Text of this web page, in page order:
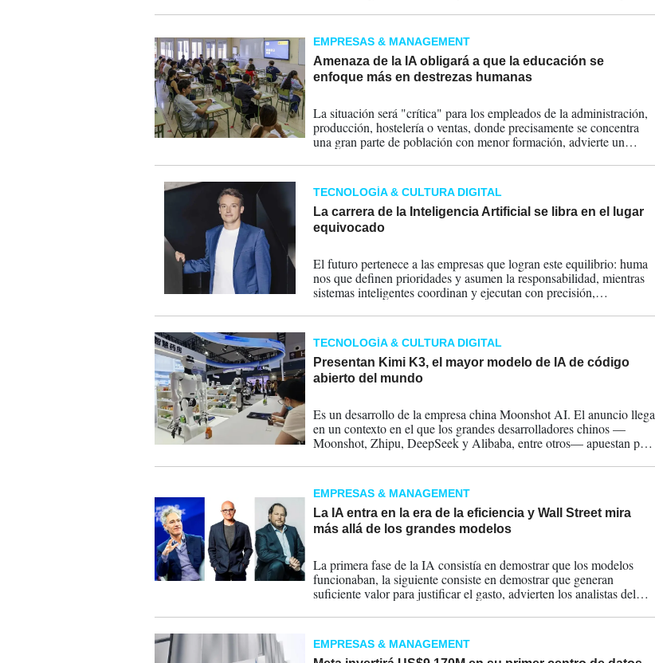
EMPRESAS & MANAGEMENT
Amenaza de la IA obligará a que la educación se
enfoque más en destrezas humanas
La situación será "crítica" para los empleados de la administración,
producción, hostelería o ventas, donde precisamente se concentra
una gran parte de población con menor formación, advierte un
TECNOLOGÍA & CULTURA DIGITAL
La carrera de la Inteligencia Artificial se libra en el lugar
equivocado
El futuro pertenece a las empresas que logran este equilibrio: huma
nos que definen prioridades y asumen la responsabilidad, mientras
sistemas inteligentes coordinan y ejecutan con precisión,
complejo con mayor resiliencia, productividad e inteligencia.
TECNOLOGÍA & CULTURA DIGITAL
Presentan Kimi K3, el mayor modelo de IA de código
abierto del mundo
Es un desarrollo de la empresa china Moonshot AI. El anuncio llega
en un contexto en el que los grandes desarrolladores chinos —
Moonshot, Zhipu, DeepSeek y Alibaba, entre otros— apuestan por
reducir distancias con Estados Unidos.
EMPRESAS & MANAGEMENT
La IA entra en la era de la eficiencia y Wall Street mira
más allá de los grandes modelos
La primera fase de la IA consistía en demostrar que los modelos
funcionaban, la siguiente consiste en demostrar que generan
suficiente valor para justificar el gasto, advierten los analistas del
EMPRESAS & MANAGEMENT